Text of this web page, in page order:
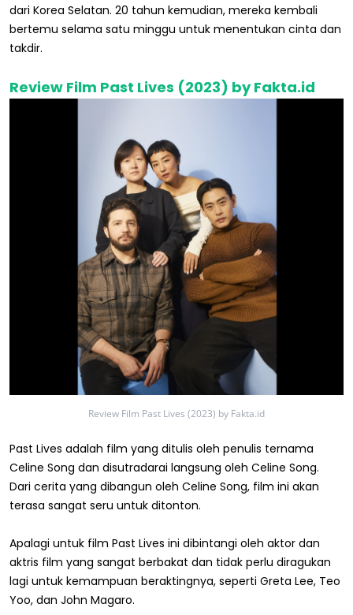
dari Korea Selatan. 20 tahun kemudian, mereka kembali
bertemu selama satu minggu untuk menentukan cinta dan
takdir.
Review Film Past Lives (2023) by Fakta.id
Review Film Past Lives (2023) by Fakta.id
Past Lives adalah film yang ditulis oleh penulis ternama
Celine Song dan disutradarai langsung oleh Celine Song.
Dari cerita yang dibangun oleh Celine Song, film ini akan
terasa sangat seru untuk ditonton.
Apalagi untuk film Past Lives ini dibintangi oleh aktor dan
aktris film yang sangat berbakat dan tidak perlu diragukan
lagi untuk kemampuan beraktingnya, seperti Greta Lee, Teo
Yoo, dan John Magaro.